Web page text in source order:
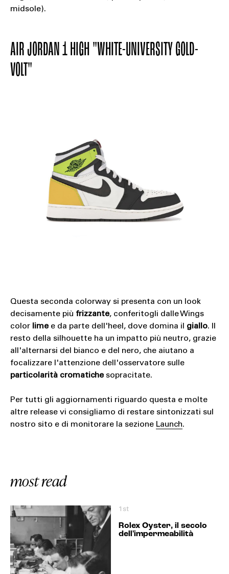
midsole).
AIR JORDAN 1 HIGH "WHITE-UNIVERSITY GOLD-
VOLT"
Questa seconda colorway si presenta con un look
decisamente più frizzante, conferitogli dalle Wings
color limee da parte dell'heel, dove domina il giallo. Il
resto della silhouette ha un impatto più neutro, grazie
all'alternarsi del bianco e del nero, che aiutano a
focalizzare l'attenzione dell'osservatore sulle
particolarità cromatichesopracitate.
Per tutti gli aggiornamenti riguardo questa e molte
altre release vi consigliamo di restare sintonizzati sul
nostro sito e di monitorare la sezione Launch.
most read
1st
Rolex Oyster, il secolo
dell'impermeabilità